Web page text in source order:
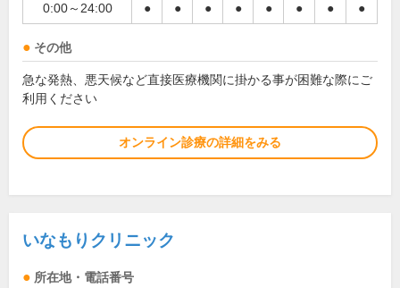
0:00～24:00 ● ● ● ● ● ● ● ●
その他
急な発熱、悪天候など直接医療機関に掛かる事が困難な際にご
利用ください
オンライン診療の詳細をみる
いなもりクリニック
所在地・電話番号